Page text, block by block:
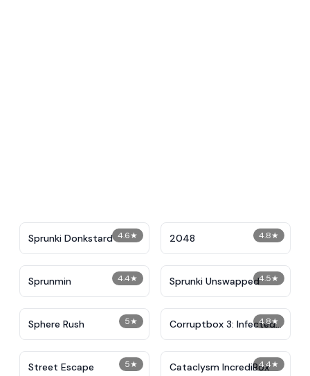
4.6★
Sprunki Donkstard 4.8★
2048
4.4★
Sprunmin 4.5★
Sprunki Unswapped
5★
Sphere Rush 4.8★
Corruptbox 3: Infected
War
5★
Street Escape 4.4★
Cataclysm IncrediBox